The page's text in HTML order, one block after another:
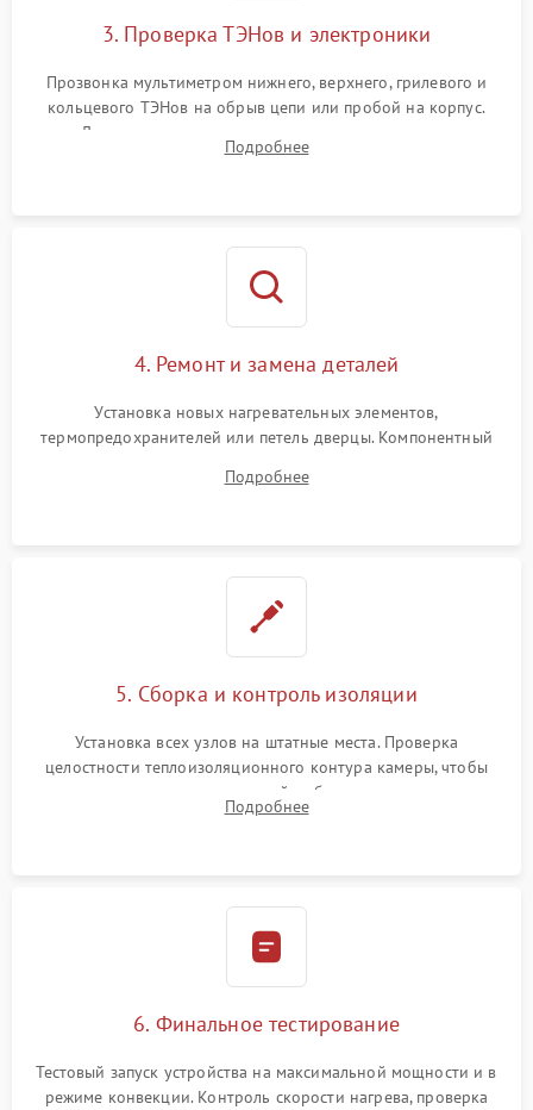
3. Проверка ТЭНов и электроники
Прозвонка мультиметром нижнего, верхнего, грилевого и
кольцевого ТЭНов на обрыв цепи или пробой на корпус.
Диагностика термостата, датчиков температуры,
переключателя режимов и мотора конвекции.
Подробнее
4. Ремонт и замена деталей
Установка новых нагревательных элементов,
термопредохранителей или петель дверцы. Компонентный
выгоревших реле, восстановление контактов и замена
Подробнее
5. Сборка и контроль изоляции
Установка всех узлов на штатные места. Проверка
целостности теплоизоляционного контура камеры, чтобы
исключить перегрев кухонной мебели и потерю тепла.
Надежная фиксация клемм и сборка корпуса шкафа.
Подробнее
6. Финальное тестирование
Тестовый запуск устройства на максимальной мощности и в
режиме конвекции. Контроль скорости нагрева, проверка